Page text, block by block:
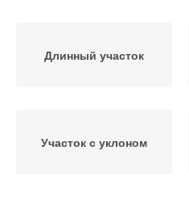
Длинный участок
Участок с уклоном